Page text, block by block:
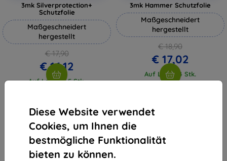
Diese Website verwendet
Cookies, um Ihnen die
bestmögliche Funktionalität
bieten zu können.
3mk Silverprotection+
Schutzfolie
Maßgeschneidert
hergestellt
€ 17,90
€ 16,12
Auf Lager > 5 Stk.
3mk Hammer Schutzfolie
Maßgeschneidert
hergestellt
€ 18,90
€ 17,02
Auf Lager 4 Stk.
vom ganzen